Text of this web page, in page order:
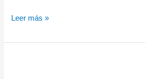
La
Aérea
Leer más »